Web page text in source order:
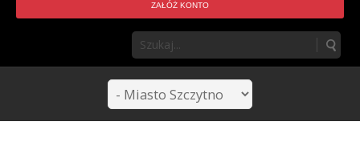
ZAŁÓŻ KONTO